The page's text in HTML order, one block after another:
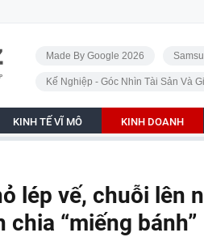
Made By Google 2026
Kế Nghiệp - Góc Nhìn Tài Sản Và
KINH TẾ VĨ MÔ KINH DOANH
lép vế, chuỗi lên
chia “miếng bánh”